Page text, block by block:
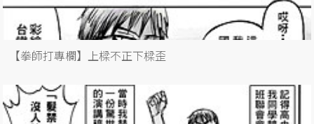
【拳師打專欄】上樑不正下樑歪